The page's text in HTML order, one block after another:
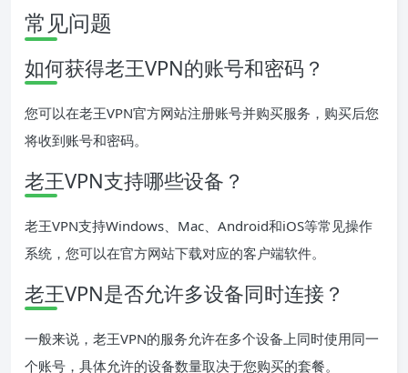
常见问题
如何获得老王VPN的账号和密码？
您可以在老王VPN官方网站注册账号并购买服务，购买后您
将收到账号和密码。
老王VPN支持哪些设备？
老王VPN支持Windows、Mac、Android和iOS等常见操作
系统，您可以在官方网站下载对应的客户端软件。
老王VPN是否允许多设备同时连接？
一般来说，老王VPN的服务允许在多个设备上同时使用同一
个账号，具体允许的设备数量取决于您购买的套餐。